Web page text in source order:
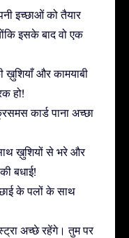
इच्छाओं को तैयार
इसके बाद वो एक
ख़ुशियाँ और कामयाबी
हो!
कार्ड पाना अच्छा
ख़ुशियों से भरे और
बधाई!
के पलों के साथ
अच्छे रहेंगे। तुम पर